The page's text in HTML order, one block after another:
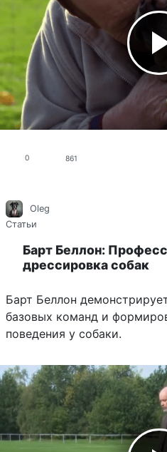
0 861
Oleg
Статьи
Барт Беллон:
дрессировка собак
Барт Беллон
базовых команд и
поведения у собаки.